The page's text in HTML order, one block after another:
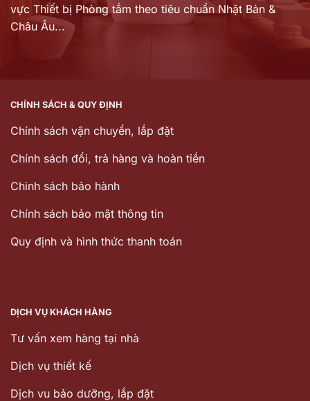
vực Thiết bị Phòng tắm theo tiêu chuẩn Nhật Bản &
Châu Âu...
CHÍNH SÁCH & QUY ĐỊNH
Chính sách vận chuyển, lắp đặt
Chính sách đổi, trả hàng và hoàn tiền
Chinh sách bảo hành
Chính sách bảo mật thông tin
Quy định và hình thức thanh toán
DỊCH VỤ KHÁCH HÀNG
Tư vấn xem hàng tại nhà
Dịch vụ thiết kế
Dịch vu bảo dưỡng, lắp đặt